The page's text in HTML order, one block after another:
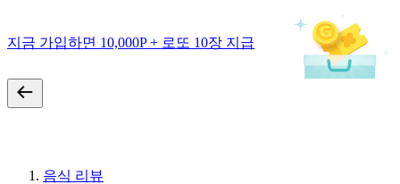
지금 가입하면 10,000P + 로또 10장 지급
음식 리뷰